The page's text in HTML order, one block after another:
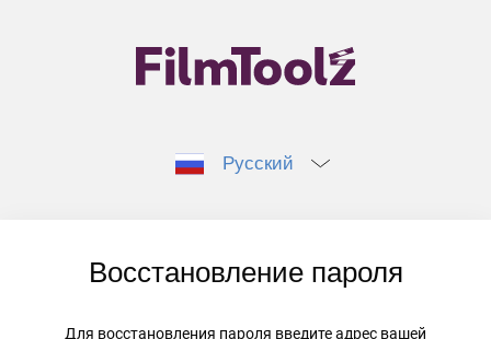
Русский
Восстановление пароля
Для восстановления пароля введите адрес вашей